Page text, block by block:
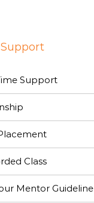
Support
Class
Mentor Guideline